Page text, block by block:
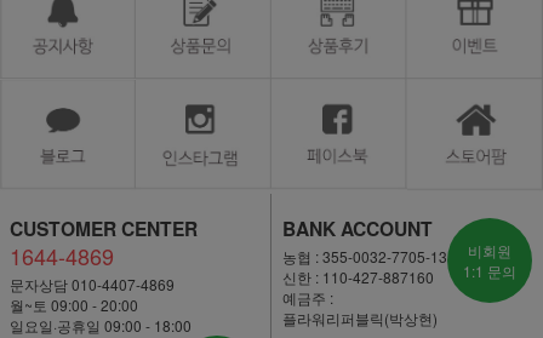
CUSTOMER CENTER
1644-4869
문자상담 010-4407-4869
월~토 09:00 - 20:00
일요일·공휴일 09:00 - 18:00
BANK ACCOUNT
농협 : 355-0032-7705-13
신한 : 110-427-887160
예금주 :
플라워리퍼블릭(박상현)
비회원
1:1 문의